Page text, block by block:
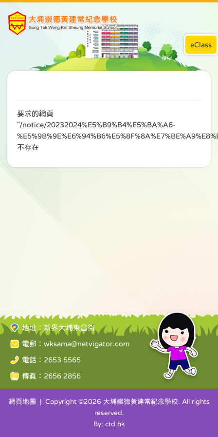
eClass
要求的網頁
"/notice/20232024%E5%B9%B4%E5%BA%A6-
不存在
地址：新界大埔東昌街
電郵： wksama@netvigator.com
電話：2653 5565
傳真：2656 2856
網頁地圖 | Copyright ©2026 大埔崇德黃建常紀念學校. All rights
reserved.
By: ctd.hk